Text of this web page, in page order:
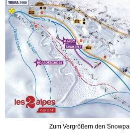
Zum Vergrößern den